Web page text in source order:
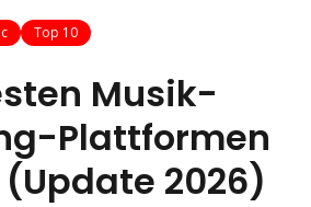
Top 10
Musik-
Plattformen
2026)